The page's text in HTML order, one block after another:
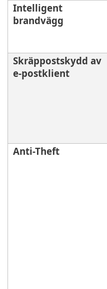
Intelligent
brandvägg
Skräppostskydd av
e-postklient
Anti-Theft